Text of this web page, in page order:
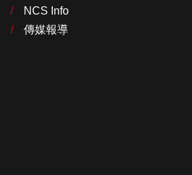
NCS Info
傳媒報導